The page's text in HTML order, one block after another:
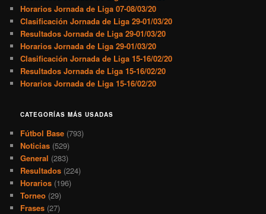
Horarios Jornada de Liga 07-08/03/20
Clasificación Jornada de Liga 29-01/03/20
Resultados Jornada de Liga 29-01/03/20
Horarios Jornada de Liga 29-01/03/20
Clasificación Jornada de Liga 15-16/02/20
Resultados Jornada de Liga 15-16/02/20
Horarios Jornada de Liga 15-16/02/20
CATEGORÍAS MÁS USADAS
Fútbol Base (793)
Noticias (529)
General (283)
Resultados (224)
Horarios (196)
Torneo (29)
Frases (27)